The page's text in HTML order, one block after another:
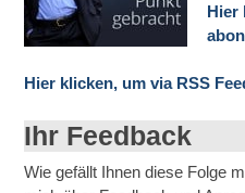
Hier
Hier klicken, um via RSS
Ihr Feedback
Wie gefällt Ihnen diese Folge